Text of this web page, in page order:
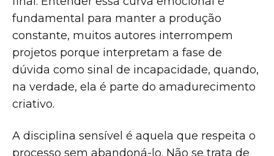
fundamental para manter a produção
constante, muitos autores interrompem
projetos porque interpretam a fase de
dúvida como sinal de incapacidade, quando,
na verdade, ela é parte do amadurecimento
criativo.
A disciplina sensível é aquela que respeita o
processo sem abandoná-lo. Não se trata de